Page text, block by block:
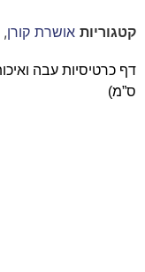
קטגוריות אושרת קורן,
ס”מ)